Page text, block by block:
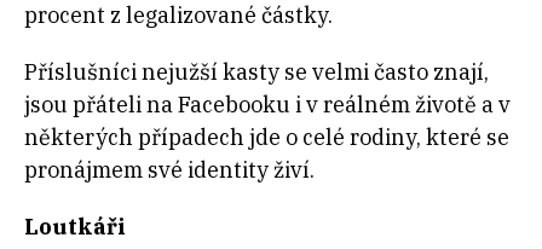
procent z legalizované částky.
Příslušníci nejužší kasty se velmi často znají,
jsou přáteli na Facebooku i v reálném životě a v
některých případech jde o celé rodiny, které se
pronájmem své identity živí.
Loutkáři